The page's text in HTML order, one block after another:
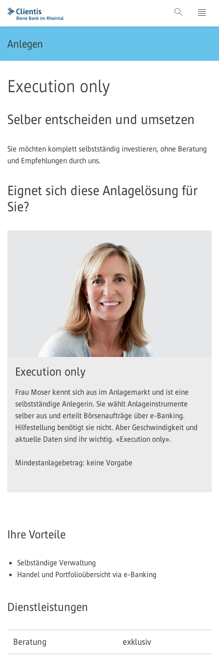
Anlegen
Execution only
Selber entscheiden und umsetzen
Sie möchten komplett selbstständig investieren, ohne Beratung
und Empfehlungen durch uns.
Eignet sich diese Anlagelösung für
Sie?
Execution only
Frau Moser kennt sich aus im Anlagemarkt und ist eine
selbstständige Anlegerin. Sie wählt Anlageinstrumente
selber aus und erteilt Börsenaufträge über e-Banking.
Hilfestellung benötigt sie nicht. Aber Geschwindigkeit und
aktuelle Daten sind ihr wichtig. «Execution only».
Mindestanlagebetrag: keine Vorgabe
Ihre Vorteile
Selbständige Verwaltung
Handel und Portfolioübersicht via e-Banking
Dienstleistungen
Beratung exklusiv